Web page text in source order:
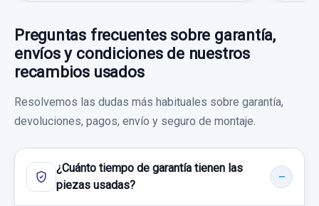
ACONDICIONADO
TOYOTA YARIS (KSP9/SCP9/NLP9) BLUE
MANDO MULTIFUNCION
Preguntas frecuentes sobre garantía,
envíos y condiciones de nuestros
recambios usados
Resolvemos las dudas más habituales sobre garantía,
devoluciones, pagos, envío y seguro de montaje.
¿Cuánto tiempo de garantía tienen las
piezas usadas?